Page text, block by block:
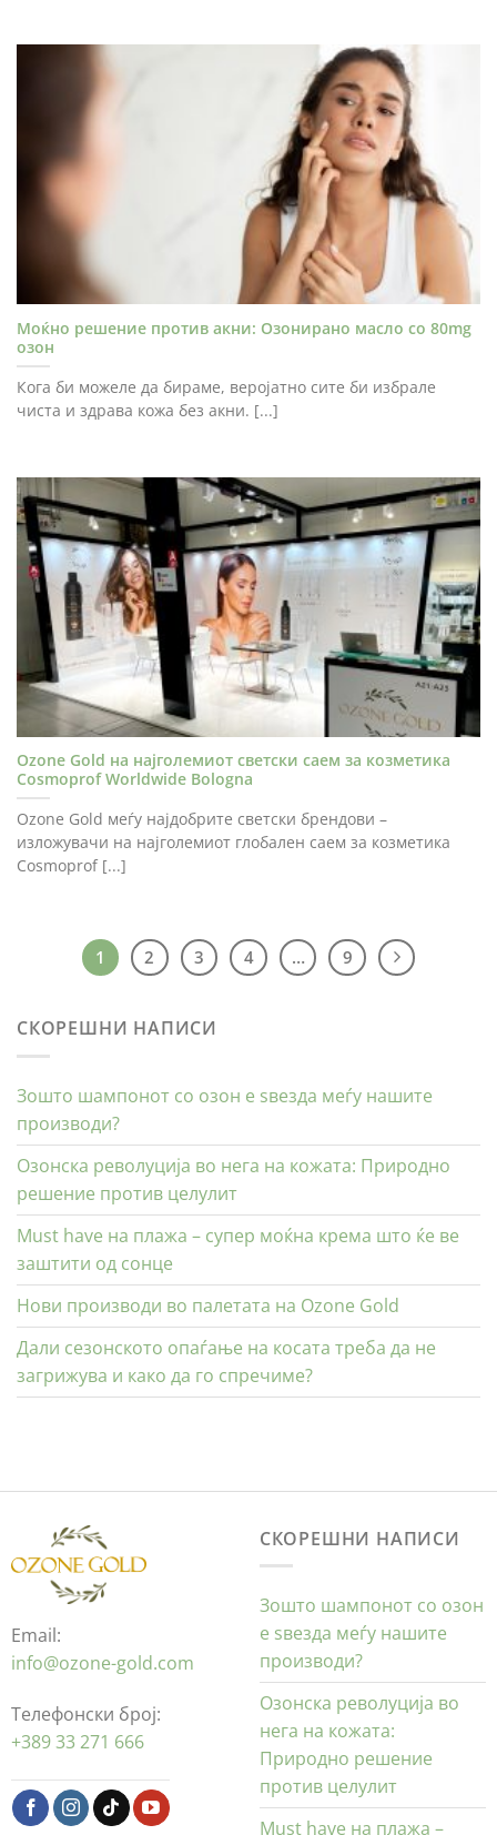
СКОРЕШНИ НАПИСИ
Зошто шампонот со озон е ѕвезда меѓу нашите
производи?
Озонска револуција во нега на кожата: Природно
решение против целулит
Must have на плажа – супер моќна крема што ќе ве
заштити од сонце
Нови производи во палетата на Ozone Gold
Дали сезонското опаѓање на косата треба да не
загрижува и како да го спречиме?
Моќно решение против акни: Озонирано масло со 80mg
озон
Кога би можеле да бираме, веројатно сите би избрале
чиста и здрава кожа без акни. [...]
Ozone Gold на најголемиот светски саем за козметика
Cosmoprof Worldwide Bologna
Ozone Gold меѓу најдобрите светски брендови –
изложувачи на најголемиот глобален саем за козметика
Cosmoprof [...]
1 2 3 4 … 9
Email:
info@ozone-gold.com
Телефонски број:
+389 33 271 666
СКОРЕШНИ НАПИСИ
Зошто шампонот со озон
е ѕвезда меѓу нашите
производи?
Озонска револуција во
нега на кожата:
Природно решение
против целулит
Must have на плажа –